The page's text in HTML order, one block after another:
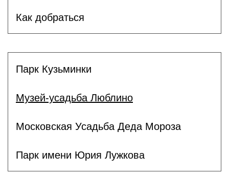
Как добраться
Парк Кузьминки
Музей-усадьба Люблино
Московская Усадьба Деда Мороза
Парк имени Юрия Лужкова